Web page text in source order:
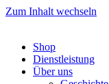
Zum Inhalt wechseln
Shop
Dienstleistung
Über uns